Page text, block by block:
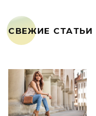
СВЕЖИЕ СТАТЬИ